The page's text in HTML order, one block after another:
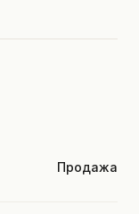
Продажа